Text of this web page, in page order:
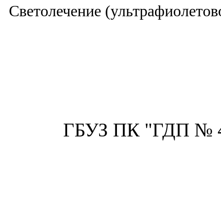
Светолечение
ГБУЗ ПК "ГДП №